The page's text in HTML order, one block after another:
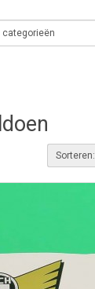
Sorteren: